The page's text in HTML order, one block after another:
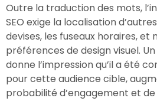
Outre la traduction des mots,
SEO exige la localisation
devises, les fuseaux horaires, et
préférences de design visuel.
donne l’impression qu’il a été
pour cette audience cible,
probabilité d’engagement et